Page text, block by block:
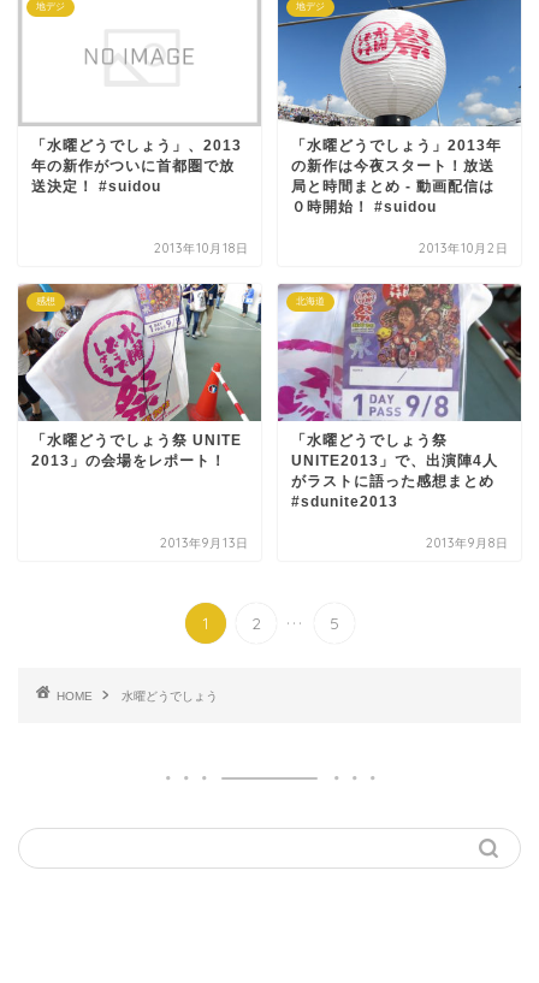
地デジ
「水曜どうでしょう」、2013
年の新作がついに首都圏で放
送決定！ #suidou
2013年10月18日
地デジ
「水曜どうでしょう」2013年
の新作は今夜スタート！放送
局と時間まとめ - 動画配信は
０時開始！ #suidou
2013年10月2日
感想
「水曜どうでしょう祭 UNITE
2013」の会場をレポート！
2013年9月13日
北海道
「水曜どうでしょう祭
UNITE2013」で、出演陣4人
がラストに語った感想まとめ
#sdunite2013
2013年9月8日
1 2 ... 5
HOME 水曜どうでしょう